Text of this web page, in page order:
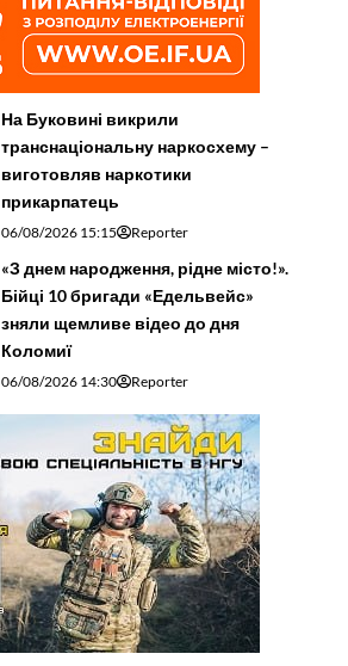
На Буковині викрили
транснаціональну наркосхему –
виготовляв наркотики
прикарпатець
06/08/2026 15:15 Reporter
«З днем народження, рідне місто!».
Бійці 10 бригади «Едельвейс»
зняли щемливе відео до дня
Коломиї
06/08/2026 14:30 Reporter